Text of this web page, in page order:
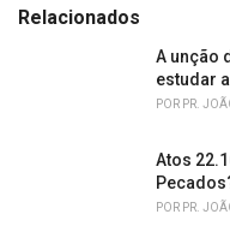
e
Relacionados
A unção
estudar
POR PR.
Atos
POR PR.